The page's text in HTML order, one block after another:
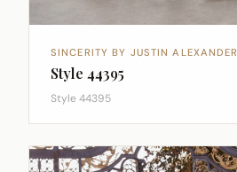
SINCERITY BY JUSTIN ALEXANDER
Style 44395
Style 44395